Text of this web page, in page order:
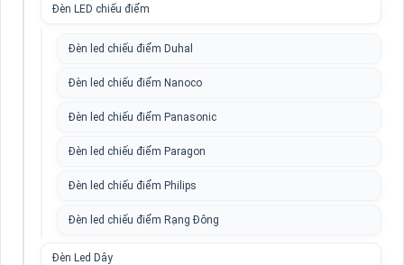
Đèn LED chiếu điểm
Đèn led chiếu điểm Duhal
Đèn led chiếu điểm Nanoco
Đèn led chiếu điểm Panasonic
Đèn led chiếu điểm Paragon
Đèn led chiếu điểm Philips
Đèn led chiếu điểm Rạng Đông
Đèn Led Dây